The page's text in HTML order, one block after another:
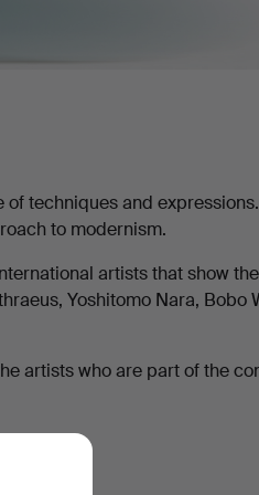
techniques and
to modernism.
artists that show
Yoshitomo Nara, Bobo
artists who are part of the